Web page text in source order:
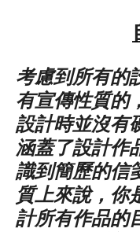
考慮到所有的
有宣傳性質的
設計時並沒有
涵蓋了設計作
識到簡歷的信
質上來說，你
計所有作品的